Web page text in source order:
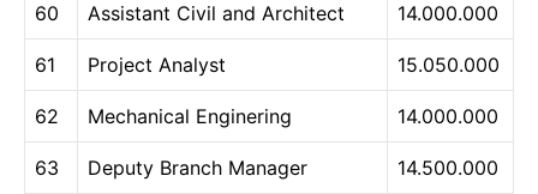
60 Assistant Civil and Architect 14.000.000
61 Project Analyst 15.050.000
62 Mechanical Enginering 14.000.000
63 Deputy Branch Manager 14.500.000